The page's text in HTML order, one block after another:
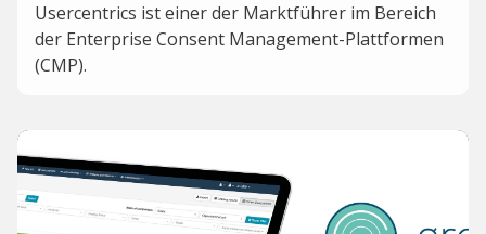
Usercentrics ist einer der Marktführer im Bereich
der Enterprise Consent Management-Plattformen
(CMP).